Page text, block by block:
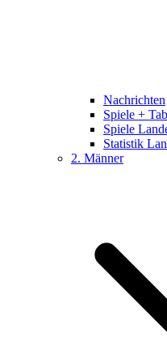
Nachrichten
Spiele +
Spiele
Statistik
2. Männer